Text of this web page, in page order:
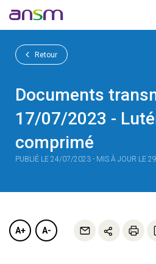
Retour
Documents
17/07/2023 -
comprimé
PUBLIÉ LE 24/07/2023 - MIS À JOUR LE
A+ A-